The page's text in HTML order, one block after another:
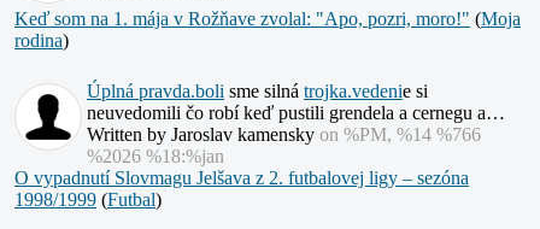
Keď som na 1. mája v Rožňave zvolal: "Apo, pozri, moro!" (Moja
rodina)
Úplná pravda.boli sme silná trojka.vedenie si
neuvedomili čo robí keď pustili grendela a cernegu a…
Written by Jaroslav kamensky on %PM, %14 %766
%2026 %18:%jan
O vypadnutí Slovmagu Jelšava z 2. futbalovej ligy – sezóna
1998/1999 (Futbal)